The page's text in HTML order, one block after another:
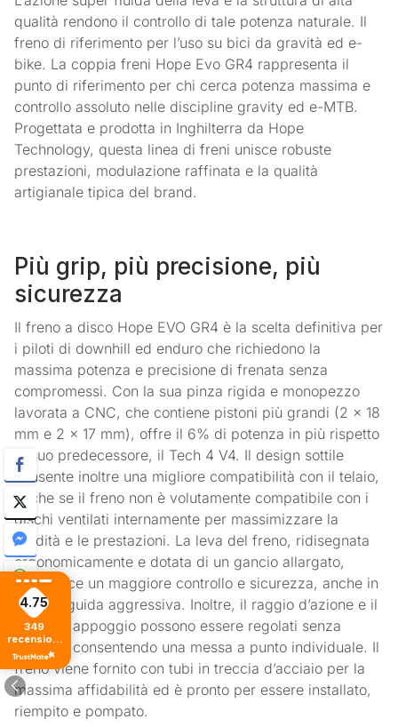
qualità rendono il controllo di tale potenza naturale. Il
freno di riferimento per l’uso su bici da gravità ed e-
bike. La coppia freni Hope Evo GR4 rappresenta il
punto di riferimento per chi cerca potenza massima e
controllo assoluto nelle discipline gravity ed e-MTB.
Progettata e prodotta in Inghilterra da Hope
Technology, questa linea di freni unisce robuste
prestazioni, modulazione raffinata e la qualità
artigianale tipica del brand.
Più grip, più precisione, più
sicurezza
Il freno a disco Hope EVO GR4 è la scelta definitiva per
i piloti di downhill ed enduro che richiedono la
massima potenza e precisione di frenata senza
compromessi. Con la sua pinza rigida e monopezzo
lavorata a CNC, che contiene pistoni più grandi (2 x 18
mm e 2 x 17 mm), offre il 6% di potenza in più rispetto
al suo predecessore, il Tech 4 V4. Il design sottile
consente inoltre una migliore compatibilità con il telaio,
anche se il freno non è volutamente compatibile con i
dischi ventilati internamente per massimizzare la
rigidità e le prestazioni. La leva del freno, ridisegnata
ergonomicamente e dotata di un gancio allargato,
garantisce un maggiore controllo e sicurezza, anche in
caso di guida aggressiva. Inoltre, il raggio d’azione e il
punto di appoggio possono essere regolati senza
attrezzi, consentendo una messa a punto individuale. Il
freno viene fornito con tubi in treccia d’acciaio per la
massima affidabilità ed è pronto per essere installato,
riempito e pompato.
4.75
349
recensioni
di tutti i
tempi